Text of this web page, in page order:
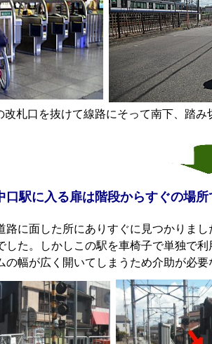
改札口を抜けて線路にそって南下、踏み
口駅に入る扉は階段からすぐの場
路に面した所にありすぐに見つかりま
した。しかしこの駅を車椅子で単独で
の幅が広く開いてしまうため介助が必要